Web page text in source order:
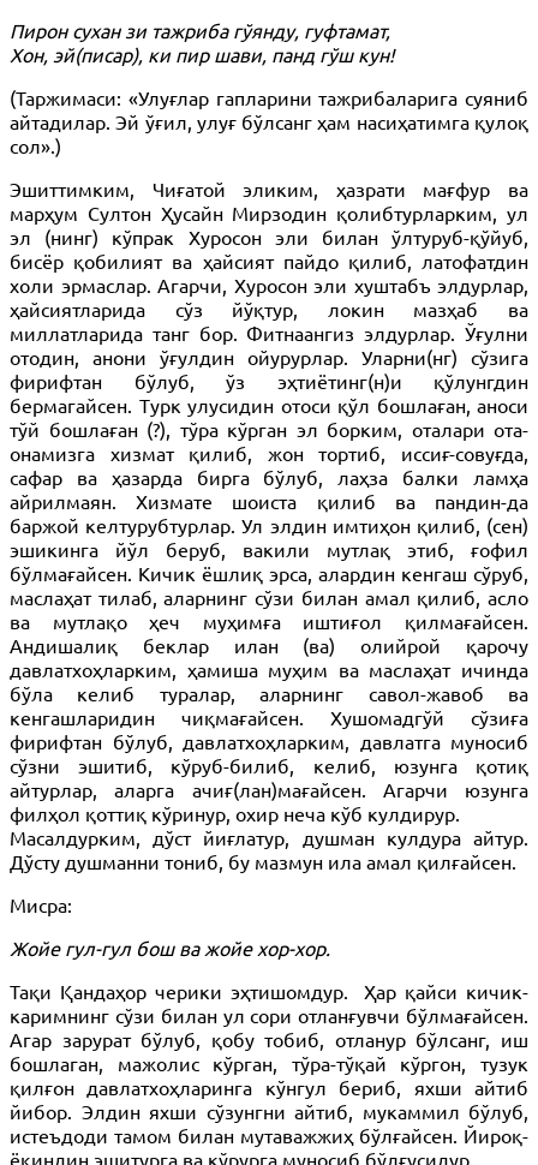
Пирон сухан зи тажриба гўянду, гуфтамат,
Хон, эй(писар), ки пир шави, панд гўш кун!
(Таржимаси: «Улуғлар гапларини тажрибаларига суяниб
айтадилар. Эй ўғил, улуғ бўлсанг ҳам насиҳатимга қулоқ
сол».)
Эшиттимким, Чиғатой эликим, ҳазрати мағфур ва
марҳум Султон Ҳусайн Мирзодин қолибтурларким, ул
эл (нинг) кўпрак Хуросон эли билан ўлтуруб-қўйуб,
бисёр қобилият ва ҳайсият пайдо қилиб, латофатдин
холи эрмаслар. Агарчи, Хуросон эли хуштабъ элдурлар,
ҳайсиятларида сўз йўқтур, локин мазҳаб ва
миллатларида танг бор. Фитнаангиз элдурлар. Ўғулни
отодин, анони ўғулдин ойурурлар. Уларни(нг) сўзига
фирифтан бўлуб, ўз эҳтиётинг(н)и қўлунгдин
бермагайсен. Турк улусидин отоси қўл бошлаған, аноси
тўй бошлаған (?), тўра кўрган эл борким, оталари ота-
онамизга хизмат қилиб, жон тортиб, иссиғ-совуғда,
сафар ва ҳазарда бирга бўлуб, лаҳза балки ламҳа
айрилмаян. Хизмате шоиста қилиб ва пандин-да
баржой келтурубтурлар. Ул элдин имтиҳон қилиб, (сен)
эшикинга йўл беруб, вакили мутлақ этиб, ғофил
бўлмағайсен. Кичик ёшлиқ эрса, алардин кенгаш сўруб,
маслаҳат тилаб, аларнинг сўзи билан амал қилиб, асло
ва мутлақо ҳеч муҳимға иштиғол қилмағайсен.
Андишалиқ беклар илан (ва) олийрой қарочу
давлатхоҳларким, ҳамиша муҳим ва маслаҳат ичинда
бўла келиб туралар, аларнинг савол-жавоб ва
кенгашларидин чиқмағайсен. Хушомадгўй сўзиға
фирифтан бўлуб, давлатхоҳларким, давлатга муносиб
сўзни эшитиб, кўруб-билиб, келиб, юзунга қотиқ
айтурлар, аларга ачиғ(лан)мағайсен. Агарчи юзунга
филҳол қоттиқ кўринур, охир неча кўб кулдирур.
Масалдурким, дўст йиғлатур, душман кулдура айтур.
Дўсту душманни тониб, бу мазмун ила амал қилғайсен.
Мисра:
Жойе гул-гул бош ва жойе хор-хор.
Тақи Қандаҳор черики эҳтишомдур.Ҳар қайси кичик-
каримнинг сўзи билан ул сори отланғувчи бўлмағайсен.
Агар зарурат бўлуб, қобу тобиб, отланур бўлсанг, иш
бошлаган, мажолис кўрган, тўра-тўқай кўргон, тузук
қилғон давлатхоҳларинга кўнгул бериб, яхши айтиб
йибор. Элдин яхши сўзунгни айтиб, мукаммил бўлуб,
истеъдоди тамом билан мутаважжиҳ бўлғайсен. Йироқ-
ёқиндин эшитурга ва кўрурга муносиб бўлғусидур.